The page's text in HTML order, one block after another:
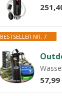
BESTSELLER NR. 7
57,99